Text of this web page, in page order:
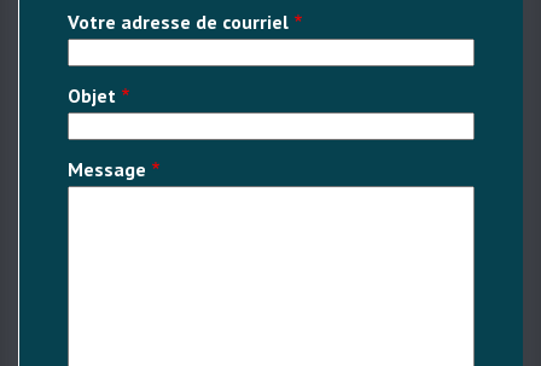
Votre adresse de courriel
Objet
Message